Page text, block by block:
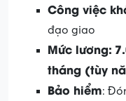
Công việc
đạo giao
Mức lương:
tháng (tùy
Bảo hiểm: